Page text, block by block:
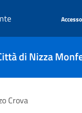
di Nizza
Crova